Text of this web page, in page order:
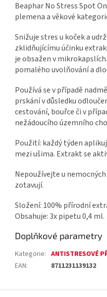
Beaphar No Stress Spot
plemena a věkové
Snižuje stres u koček a
zklidňujícímu účinku
je obsažen v
pomalého uvolňování a
Používá se v případě
prskání v důsledku
cestování, bouřce či v
nežádoucího územního
Použití: každý týden
mezi ušima. Extrakt se
Nepoužívejte u
zotavují.
Složení: 100% přírodní
Obsahuje: 3x pipetu 0,4 ml.
Doplňkové parametry
Kategorie: ANTISTRESOVÉ
EAN: 8711231139132